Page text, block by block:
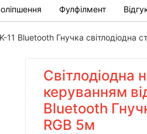
Фулфілмент
Bluetooth Гнучка світлодіодна
Світлодіодна
керуванням
Bluetooth
RGB 5м